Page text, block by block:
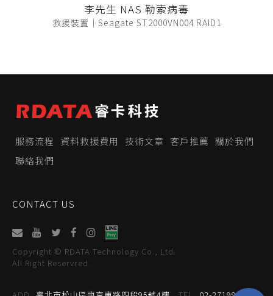
李先生 NAS 勒索病毒
救援裝置｜Seagate ST2000VN004 RAID1
服務流程 資料救援費用 技術文章 客戶推薦
關於我們
聯絡我們
CONTACT US
Copyright © RDATA Technology Co., Ltd.
All Right Reservred.